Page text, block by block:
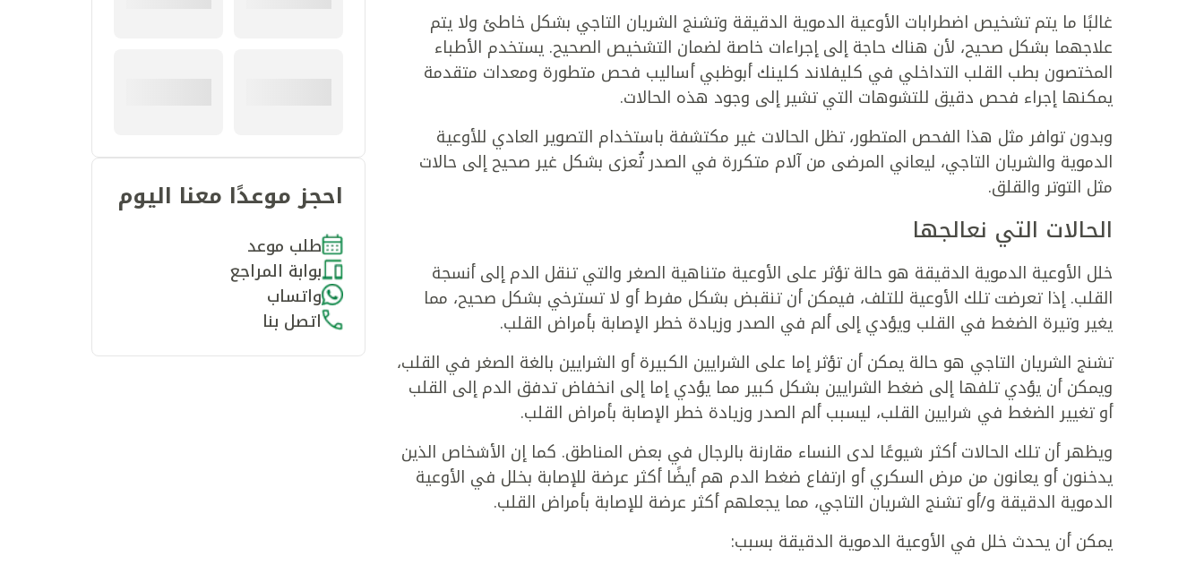
غالبًا ما يتم تشخيص اضطرابات الأوعية الدموية الدقيقة وتشنج الشريان التاجي بشكل خاطئ ولا يتم
علاجهما بشكل صحيح، لأن هناك حاجة إلى إجراءات خاصة لضمان التشخيص الصحيح. يستخدم الأطباء
المختصون بطب القلب التداخلي في كليفلاند كلينك أبوظبي أساليب فحص متطورة ومعدات متقدمة
يمكنها إجراء فحص دقيق للتشوهات التي تشير إلى وجود هذه الحالات.
وبدون توافر مثل هذا الفحص المتطور، تظل الحالات غير مكتشفة باستخدام التصوير العادي للأوعية
الدموية والشريان التاجي، ليعاني المرضى من آلام متكررة في الصدر تُعزى بشكل غير صحيح إلى حالات
مثل التوتر والقلق.
الحالات التي نعالجها
خلل الأوعية الدموية الدقيقة هو حالة تؤثر على الأوعية متناهية الصغر والتي تنقل الدم إلى أنسجة
القلب. إذا تعرضت تلك الأوعية للتلف، فيمكن أن تنقبض بشكل مفرط أو لا تسترخي بشكل صحيح، مما
يغير وتيرة الضغط في القلب ويؤدي إلى ألم في الصدر وزيادة خطر الإصابة بأمراض القلب.
تشنج الشريان التاجي هو حالة يمكن أن تؤثر إما على الشرايين الكبيرة أو الشرايين بالغة الصغر في القلب،
ويمكن أن يؤدي تلفها إلى ضغط الشرايين بشكل كبير مما يؤدي إما إلى انخفاض تدفق الدم إلى القلب
أو تغيير الضغط في شرايين القلب، ليسبب ألم الصدر وزيادة خطر الإصابة بأمراض القلب.
ويظهر أن تلك الحالات أكثر شيوعًا لدى النساء مقارنة بالرجال في بعض المناطق. كما إن الأشخاص الذين
يدخنون أو يعانون من مرض السكري أو ارتفاع ضغط الدم هم أيضًا أكثر عرضة للإصابة بخلل في الأوعية
الدموية الدقيقة و/أو تشنج الشريان التاجي، مما يجعلهم أكثر عرضة للإصابة بأمراض القلب.
يمكن أن يحدث خلل في الأوعية الدموية الدقيقة بسبب:
احجز موعدًا معنا اليوم
طلب موعد
بوابة المراجع
واتساب
اتصل بنا